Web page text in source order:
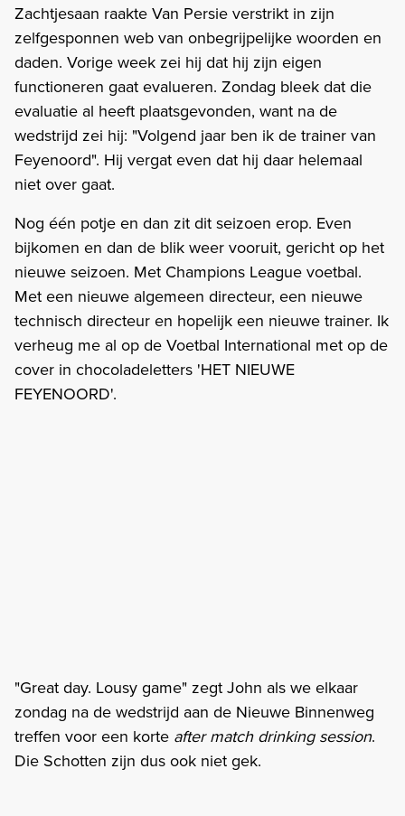
Zachtjesaan raakte Van Persie verstrikt in zijn
zelfgesponnen web van onbegrijpelijke woorden en
daden. Vorige week zei hij dat hij zijn eigen
functioneren gaat evalueren. Zondag bleek dat die
evaluatie al heeft plaatsgevonden, want na de
wedstrijd zei hij: "Volgend jaar ben ik de trainer van
Feyenoord". Hij vergat even dat hij daar helemaal
niet over gaat.
Nog één potje en dan zit dit seizoen erop. Even
bijkomen en dan de blik weer vooruit, gericht op het
nieuwe seizoen. Met Champions League voetbal.
Met een nieuwe algemeen directeur, een nieuwe
technisch directeur en hopelijk een nieuwe trainer. Ik
verheug me al op de Voetbal International met op de
cover in chocoladeletters 'HET NIEUWE
FEYENOORD'.
"Great day. Lousy game" zegt John als we elkaar
zondag na de wedstrijd aan de Nieuwe Binnenweg
treffen voor een korte after match drinking session.
Die Schotten zijn dus ook niet gek.